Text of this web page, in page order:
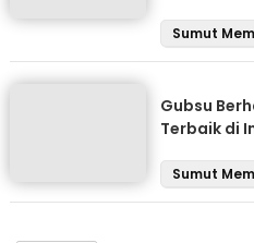
Sumut
Gubsu
Terbaik di
Sumut